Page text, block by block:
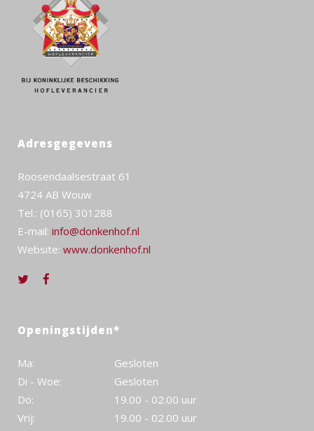
Adresgegevens
Roosendaalsestraat 61
4724 AB Wouw
Tel.: (0165) 301288
E-mail: info@donkenhof.nl
Website: www.donkenhof.nl
Openingstijden*
Ma:
Gesloten
Di - Woe:
Gesloten
Do:
19.00 - 02.00 uur
Vrij:
19.00 - 02.00 uur